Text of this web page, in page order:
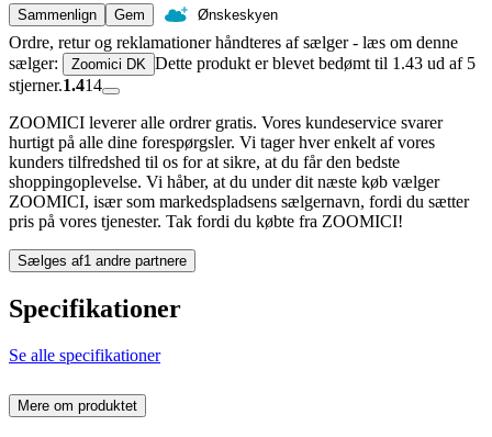
Sammenlign
Gem Ønskeskyen
Ordre, retur og reklamationer håndteres af sælger - læs om denne
sælger:
Zoomici DK Dette produkt er blevet bedømt til 1.43 ud af 5
stjerner.1.414
ZOOMICI leverer alle ordrer gratis. Vores kundeservice svarer
hurtigt på alle dine forespørgsler. Vi tager hver enkelt af vores
kunders tilfredshed til os for at sikre, at du får den bedste
shoppingoplevelse. Vi håber, at du under dit næste køb vælger
ZOOMICI, især som markedspladsens sælgernavn, fordi du sætter
pris på vores tjenester. Tak fordi du købte fra ZOOMICI!
Sælges af1 andre partnere
Specifikationer
Se alle specifikationer
Mere om produktet